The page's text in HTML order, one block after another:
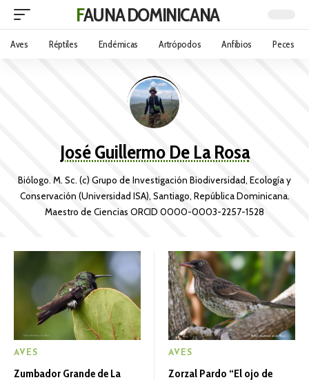
FAUNA DOMINICANA
Aves Réptiles Endémicas Artrópodos Anfibios Peces
José Guillermo De La Rosa
Biólogo. M. Sc. (c) Grupo de Investigación Biodiversidad, Ecología y
Conservación (Universidad ISA), Santiago, República Dominicana.
Maestro de Ciencias ORCID 0000-0003-2257-1528
AVES
Zumbador Grande de La
AVES
Zorzal Pardo “El ojo de